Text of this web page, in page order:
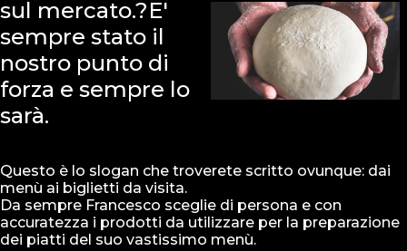
sul mercato.?E'
sempre stato il
nostro punto di
forza e sempre lo
sarà.
Questo è lo slogan che troverete scritto ovunque: dai
menù ai biglietti da visita.
Da sempre Francesco sceglie di persona e con
accuratezza i prodotti da utilizzare per la preparazione
dei piatti del suo vastissimo menù.